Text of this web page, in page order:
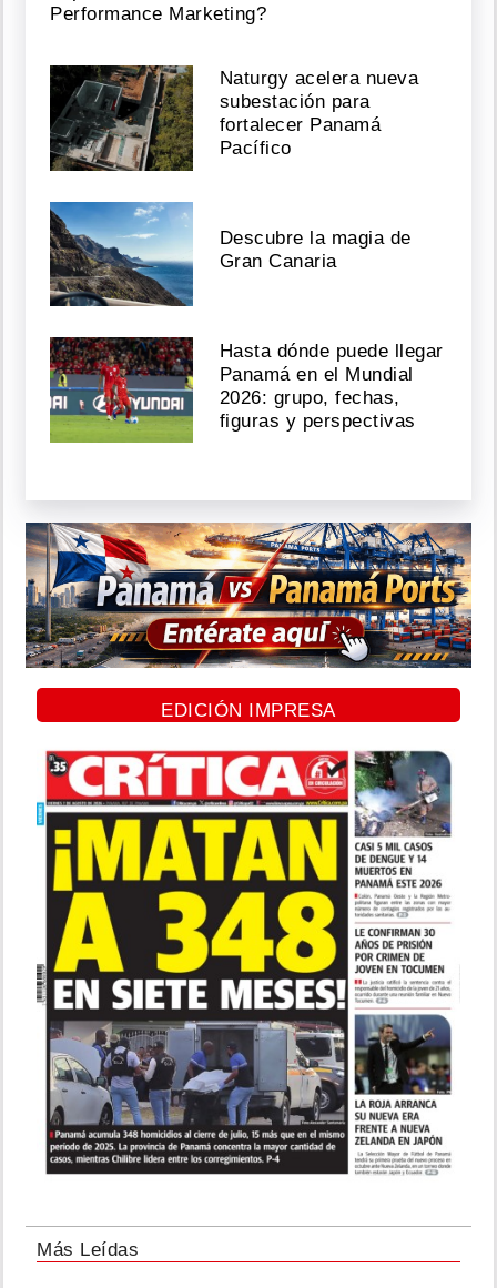
Performance Marketing?
Naturgy acelera nueva
subestación para
fortalecer Panamá
Pacífico
Descubre la magia de
Gran Canaria
Hasta dónde puede llegar
Panamá en el Mundial
2026: grupo, fechas,
figuras y perspectivas
EDICIÓN IMPRESA
Más Leídas